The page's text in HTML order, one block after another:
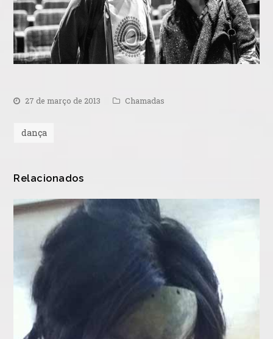
27 de março de 2013 Chamadas
dança
Relacionados